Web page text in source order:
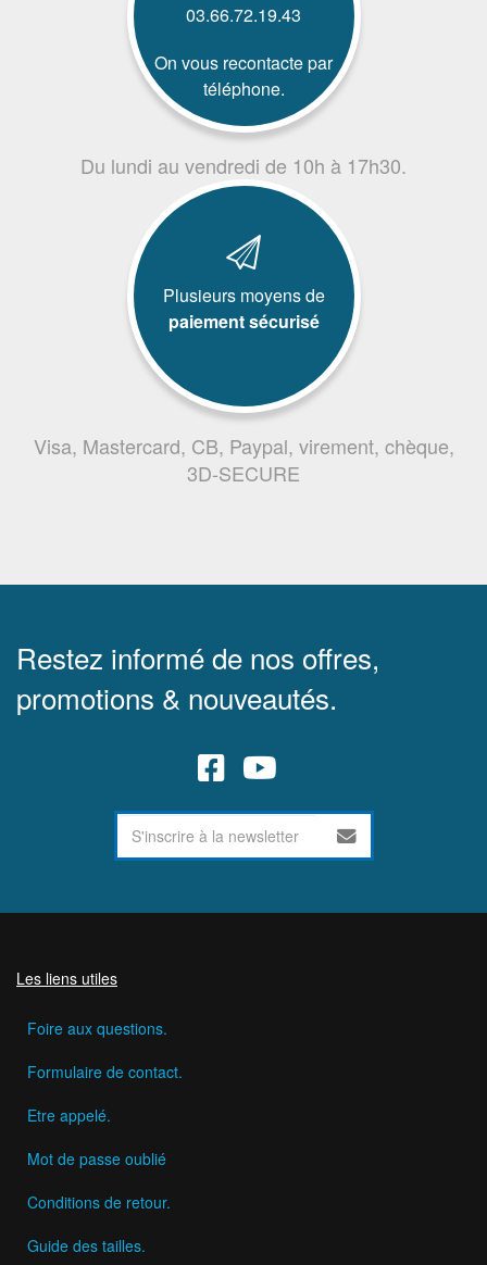
03.66.72.19.43
On vous recontacte par
téléphone.
Du lundi au vendredi de 10h à 17h30.
Plusieurs moyens de
paiement sécurisé
Visa, Mastercard, CB, Paypal, virement, chèque,
3D-SECURE
Restez informé de nos offres,
promotions & nouveautés.
Les liens utiles
Foire aux questions.
Formulaire de contact.
Etre appelé.
Mot de passe oublié
Conditions de retour.
Guide des tailles.